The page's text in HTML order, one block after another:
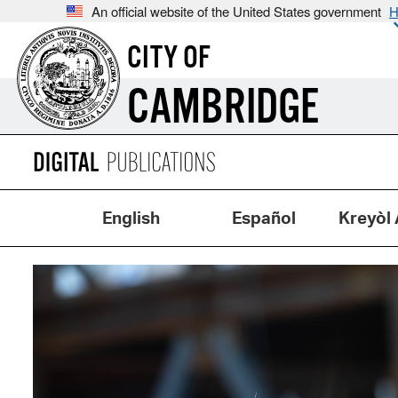
An official website of the United States government
CITY OF
CAMBRIDGE
English Español Kreyòl